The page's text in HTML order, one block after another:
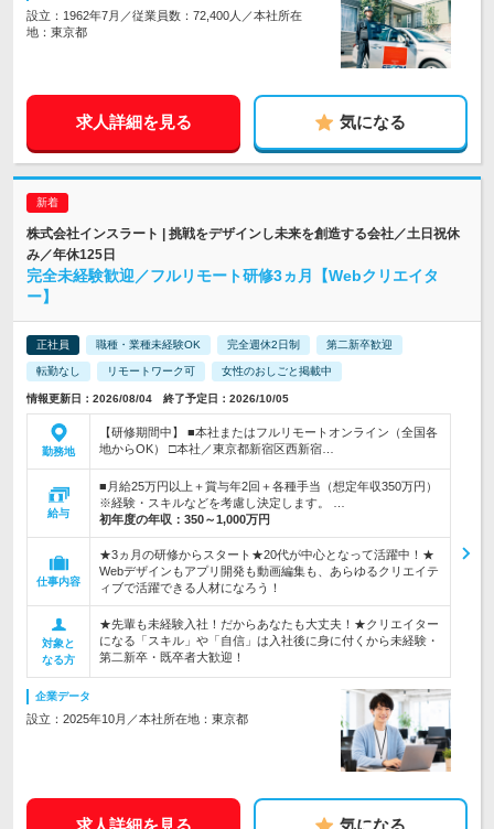
設立：1962年7月／従業員数：72,400人／本社所在
地：東京都
求人詳細を見る 気になる
株式会社インスラート | 挑戦をデザインし未来を創造する会社／土日祝休
み／年休125日
完全未経験歓迎／フルリモート研修3ヵ月【Webクリエイタ
ー】
正社員 職種・業種未経験OK 完全週休2日制 第二新卒歓迎
転勤なし リモートワーク可 女性のおしごと掲載中
情報更新日：2026/08/04 終了予定日：2026/10/05
勤務地
【研修期間中】 ■本社またはフルリモートオンライン（全国各
地からOK） □本社／東京都新宿区西新宿…
給与
■月給25万円以上＋賞与年2回＋各種手当（想定年収350万円）
※経験・スキルなどを考慮し決定します。 …
初年度の年収： 350～1,000万円
仕事内容
★3ヵ月の研修からスタート★20代が中心となって活躍中！★
Webデザインもアプリ開発も動画編集も、あらゆるクリエイテ
ィブで活躍できる人材になろう！
対象と
なる方
★先輩も未経験入社！だからあなたも大丈夫！★クリエイター
になる「スキル」や「自信」は入社後に身に付くから未経験・
第二新卒・既卒者大歓迎！
企業データ
設立：2025年10月／本社所在地：東京都
求人詳細を見る 気になる